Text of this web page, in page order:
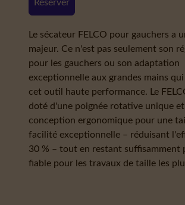
Réserver
Le sécateur FELCO pour gauchers a
majeur. Ce n'est pas seulement son
pour les gauchers ou son adaptation
exceptionnelle aux grandes mains
cet outil haute performance. Le
doté d'une poignée rotative unique
conception ergonomique pour une
facilité exceptionnelle – réduisant
30 % – tout en restant suffisamment
fiable pour les travaux de taille les